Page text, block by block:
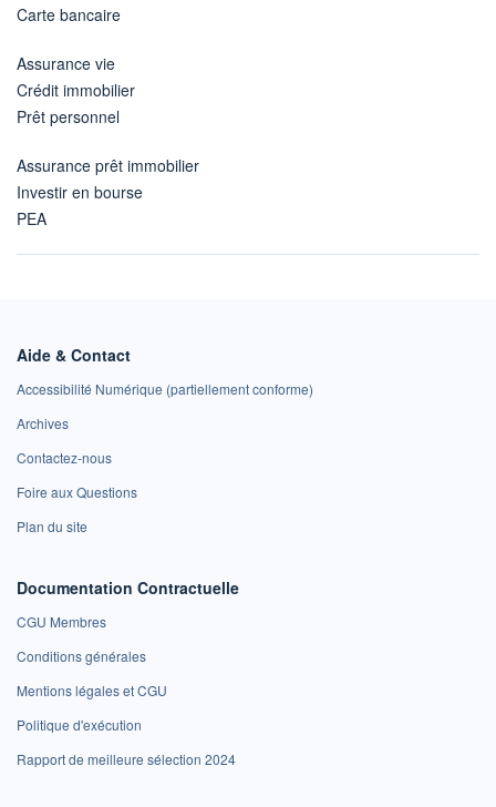
Carte bancaire
Assurance vie
Crédit immobilier
Prêt personnel
Assurance prêt immobilier
Investir en bourse
PEA
Aide & Contact
Accessibilité Numérique (partiellement conforme)
Archives
Contactez-nous
Foire aux Questions
Plan du site
Documentation Contractuelle
CGU Membres
Conditions générales
Mentions légales et CGU
Politique d'exécution
Rapport de meilleure sélection 2024